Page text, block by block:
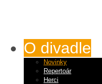
O divadle
Novinky
Repertoár
Herci